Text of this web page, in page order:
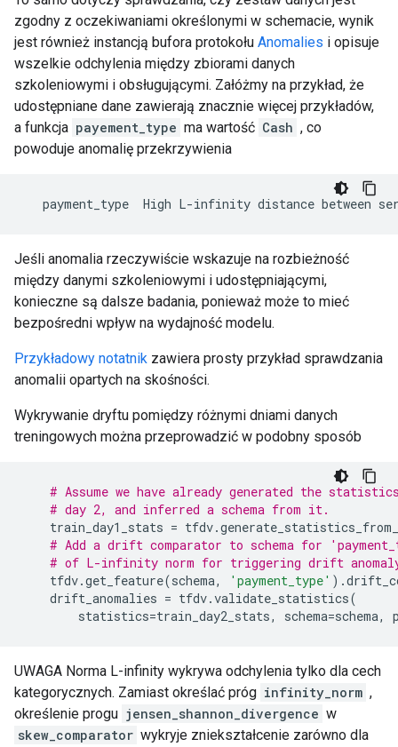
zgodny z oczekiwaniami określonymi w schemacie, wynik
jest również instancją bufora protokołu Anomalies i opisuje
wszelkie odchylenia między zbiorami danych
szkoleniowymi i obsługującymi. Załóżmy na przykład, że
udostępniane dane zawierają znacznie więcej przykładów,
a funkcja payement_type ma wartość Cash , co
powoduje anomalię przekrzywienia
payment_type High L-infinity distance between
Jeśli anomalia rzeczywiście wskazuje na rozbieżność
między danymi szkoleniowymi i udostępniającymi,
konieczne są dalsze badania, ponieważ może to mieć
bezpośredni wpływ na wydajność modelu.
Przykładowy notatnik zawiera prosty przykład sprawdzania
anomalii opartych na skośności.
Wykrywanie dryftu pomiędzy różnymi dniami danych
treningowych można przeprowadzić w podobny sposób
# Assume we have already generated the
# day 2, and inferred a schema from it.
train_day1_stats = tfdv.
# Add a drift comparator to schema for
# of L-infinity norm for triggering drift
tfdv.get_feature(schema, 'payment_type' ) .
drift_anomalies = tfdv.validate_statistics(
statistics=train_day2_stats, schema=schema,
UWAGA Norma L-infinity wykrywa odchylenia tylko dla cech
kategorycznych. Zamiast określać próg infinity_norm ,
określenie progu jensen_shannon_divergence w
skew_comparator wykryje zniekształcenie zarówno dla